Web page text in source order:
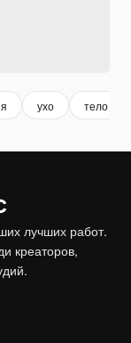
ухо тело
лучших работ.
креаторов,